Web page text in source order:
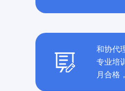
和协代
专业培
月合格